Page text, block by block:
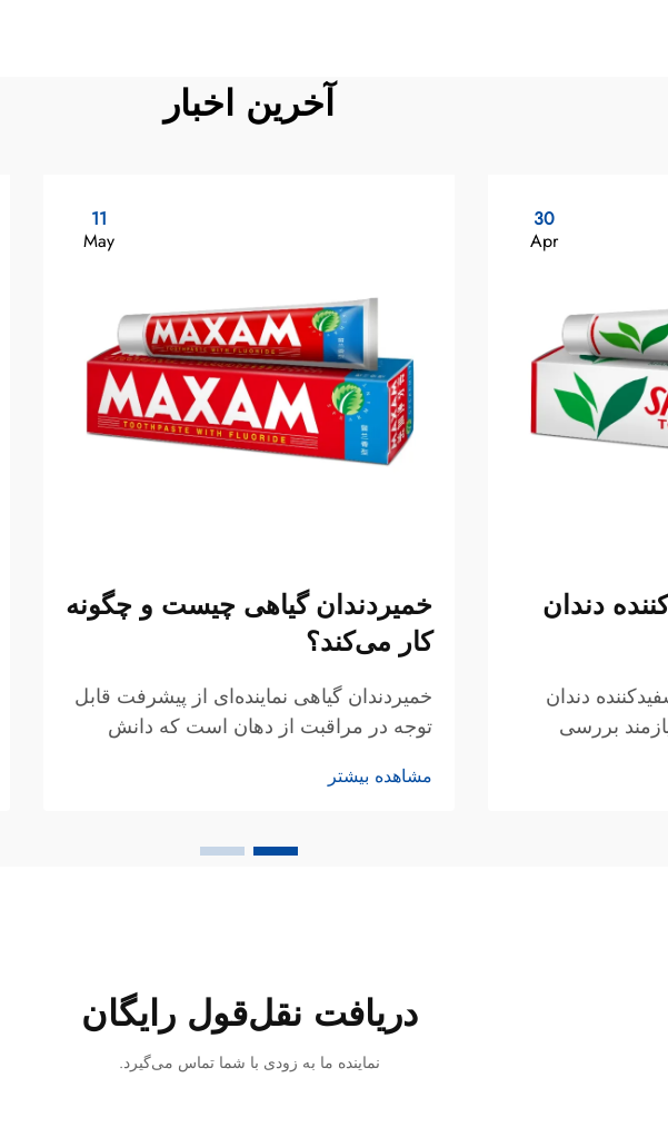
آخرین اخبار
30
Apr
دندان
دندان
بررسی
مینای رنگ‌زده
11
May
خمیردندان گیاهی چیست و چگونه
کار می‌کند؟
خمیردندان گیاهی نماینده‌ای از پیشرفت قابل
توجه در مراقبت از دهان است که دانش
ترکیب می‌کند تا فرمولاسیون‌هایی ایجاد شود
خواص درمانی طبیعی عصاره‌های گیاهی نیز
مشاهده بیشتر
دریافت نقل‌قول رایگان
نماینده ما به زودی با شما تماس می‌گیرد.